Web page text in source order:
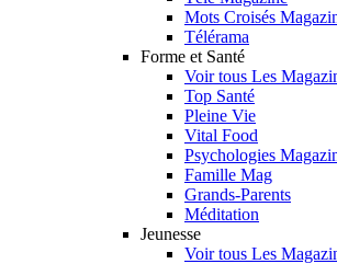
Mots Croisés
Télérama
Forme et Santé
Voir tous Les
Top Santé
Pleine Vie
Vital Food
Psychologies
Famille Mag
Grands-Parents
Méditation
Jeunesse
Voir tous Les